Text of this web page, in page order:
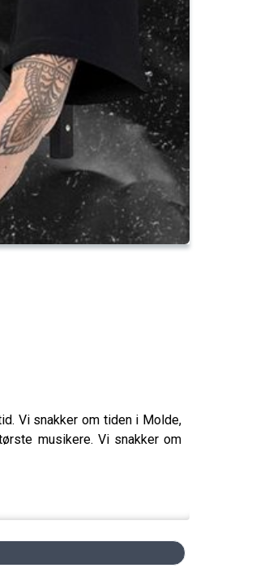
Vi snakker om tiden i Molde,
musikere. Vi snakker om